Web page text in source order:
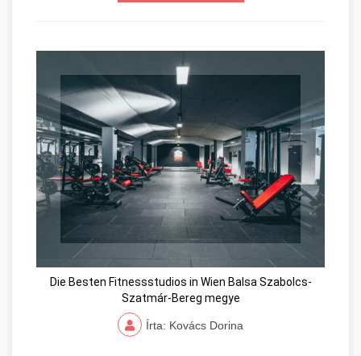
Die Besten Fitnessstudios in Wien Balsa Szabolcs-
Szatmár-Bereg megye
Írta: Kovács Dorina